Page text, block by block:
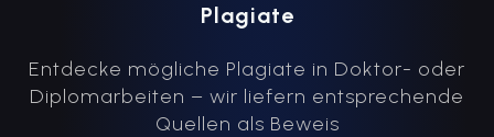
Plagiate
Entdecke mögliche Plagiate in Doktor- oder
Diplomarbeiten – wir liefern entsprechende
Quellen als Beweis